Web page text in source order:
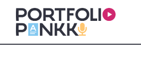
Siirry sisältöön